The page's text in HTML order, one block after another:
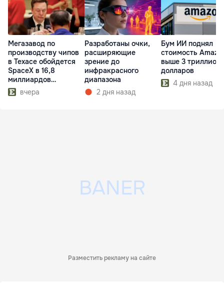
Мегазавод по
производству чипов
в Техасе обойдется
SpaceX в 16,8
миллиардов
долларов
вчера
Разработаны очки,
расширяющие
зрение до
инфракрасного
диапазона
2 дня назад
Бум ИИ поднял
стоимость
выше 3
долларов
4 дня назад
Разместить рекламу на сайте